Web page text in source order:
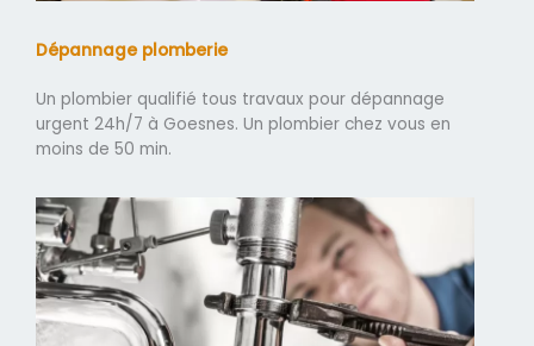
Dépannage plomberie
Un plombier qualifié tous travaux pour dépannage
urgent 24h/7 à Goesnes. Un plombier chez vous en
moins de 50 min.